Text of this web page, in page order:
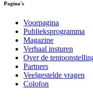
Pagina's
Voorpagina
Publieksprogramma
Magazine
Verhaal insturen
Over de
Partners
Veelgestelde vragen
Colofon